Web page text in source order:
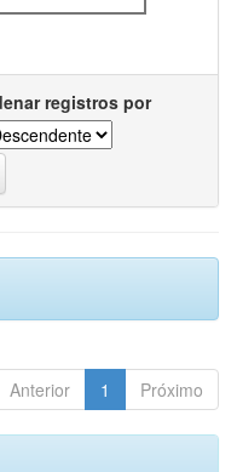
registros por
Anterior 1 Próximo